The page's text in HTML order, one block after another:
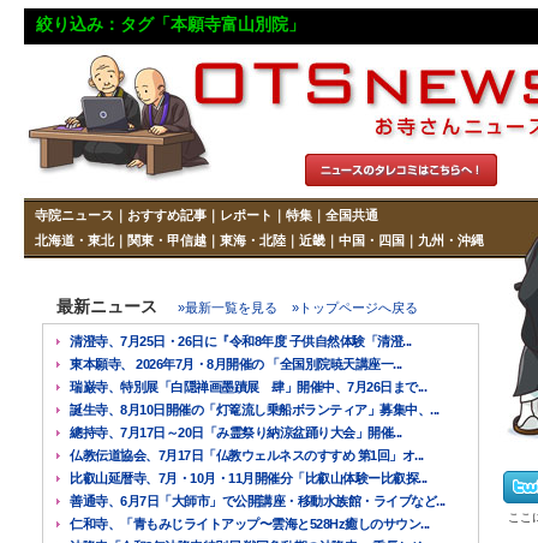
絞り込み：タグ「本願寺富山別院」
寺院ニュース ｜ おすすめ記事 ｜ レポート ｜ 特集 ｜ 全国共通
北海道・東北｜ 関東・甲信越 ｜ 東海・北陸 ｜ 近畿 ｜ 中国・四国 ｜ 九州・沖縄
最新ニュース »最新一覧を見る »トップページへ戻る
清澄寺、7月25日・26日に『令和8年度 子供自然体験「清澄...
東本願寺、 2026年7月・8月開催の 「全国別院暁天講座一...
瑞巌寺、特別展「白隠禅画墨蹟展 肆」開催中、7月26日まで...
誕生寺、8月10日開催の「灯篭流し乗船ボランティア」募集中、...
總持寺、7月17日～20日「み霊祭り納涼盆踊り大会」開催...
仏教伝道協会、7月17日「仏教ウェルネスのすすめ 第1回」オ...
比叡山延暦寺、7月・10月・11月開催分「比叡山体験ー比叡探...
善通寺、6月7日「大師市」で公開講座・移動水族館・ライブなど...
仁和寺、「青もみじライトアップ〜雲海と528Hz癒しのサウン...
ここ